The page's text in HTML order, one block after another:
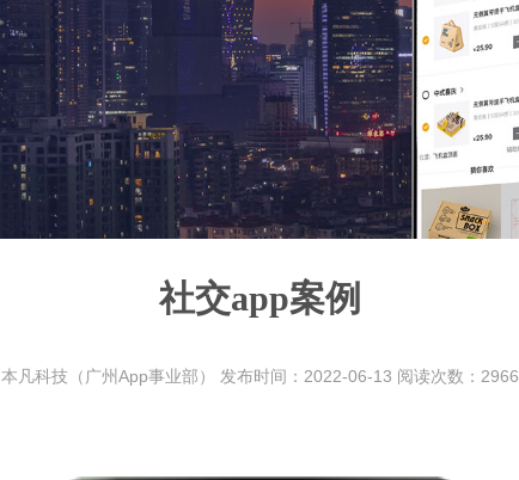
社交app案例
本凡科技（广州App事业部） 发布时间：2022-06-13 阅读次数：2966